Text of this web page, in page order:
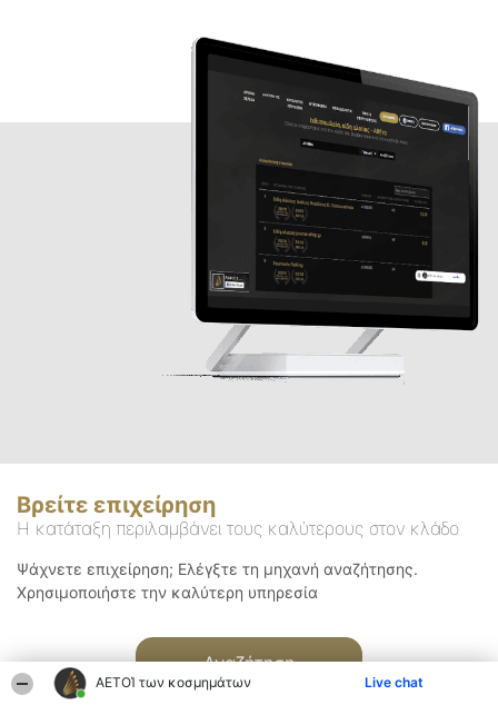
ΑΕΤΟΊ των κοσμημάτων Live chat
Βρείτε επιχείρηση
Η κατάταξη περιλαμβάνει τους καλύτερους στον κλάδο
Ψάχνετε επιχείρηση; Ελέγξτε τη μηχανή αναζήτησης.
Χρησιμοποιήστε την καλύτερη υπηρεσία
Αναζήτηση